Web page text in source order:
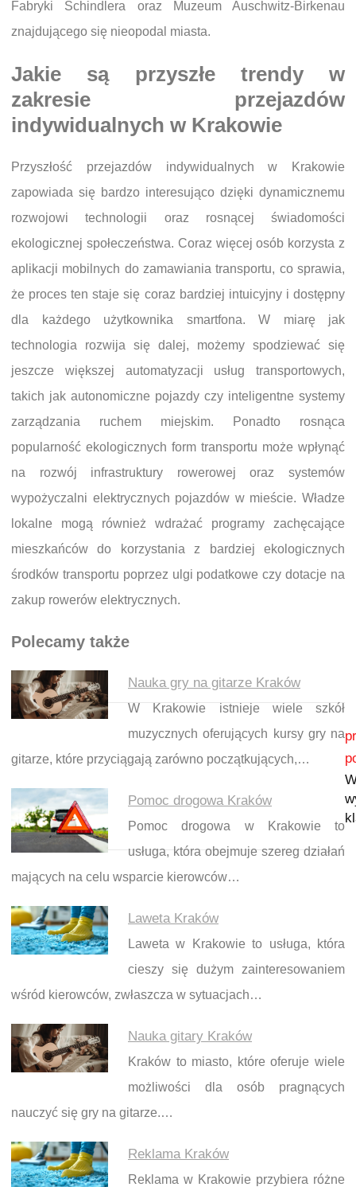
Fabryki Schindlera oraz Muzeum Auschwitz-Birkenau
znajdującego się nieopodal miasta.
Jakie są przyszłe trendy w
zakresie przejazdów
indywidualnych w Krakowie
Przyszłość przejazdów indywidualnych w Krakowie
zapowiada się bardzo interesująco dzięki dynamicznemu
rozwojowi technologii oraz rosnącej świadomości
ekologicznej społeczeństwa. Coraz więcej osób korzysta z
aplikacji mobilnych do zamawiania transportu, co sprawia,
że proces ten staje się coraz bardziej intuicyjny i dostępny
dla każdego użytkownika smartfona. W miarę jak
technologia rozwija się dalej, możemy spodziewać się
jeszcze większej automatyzacji usług transportowych,
takich jak autonomiczne pojazdy czy inteligentne systemy
zarządzania ruchem miejskim. Ponadto rosnąca
popularność ekologicznych form transportu może wpłynąć
na rozwój infrastruktury rowerowej oraz systemów
wypożyczalni elektrycznych pojazdów w mieście. Władze
lokalne mogą również wdrażać programy zachęcające
mieszkańców do korzystania z bardziej ekologicznych
środków transportu poprzez ulgi podatkowe czy dotacje na
zakup rowerów elektrycznych.
Polecamy także
Nauka gry na gitarze Kraków
W Krakowie istnieje wiele szkół
muzycznych oferujących kursy gry na
gitarze, które przyciągają zarówno początkujących,…
Pomoc drogowa Kraków
Pomoc drogowa w Krakowie to
usługa, która obejmuje szereg działań
mających na celu wsparcie kierowców…
Laweta Kraków
Laweta w Krakowie to usługa, która
cieszy się dużym zainteresowaniem
wśród kierowców, zwłaszcza w sytuacjach…
Nauka gitary Kraków
Kraków to miasto, które oferuje wiele
możliwości dla osób pragnących
nauczyć się gry na gitarze.…
Reklama Kraków
Reklama w Krakowie przybiera różne
Nawigacja wpisu